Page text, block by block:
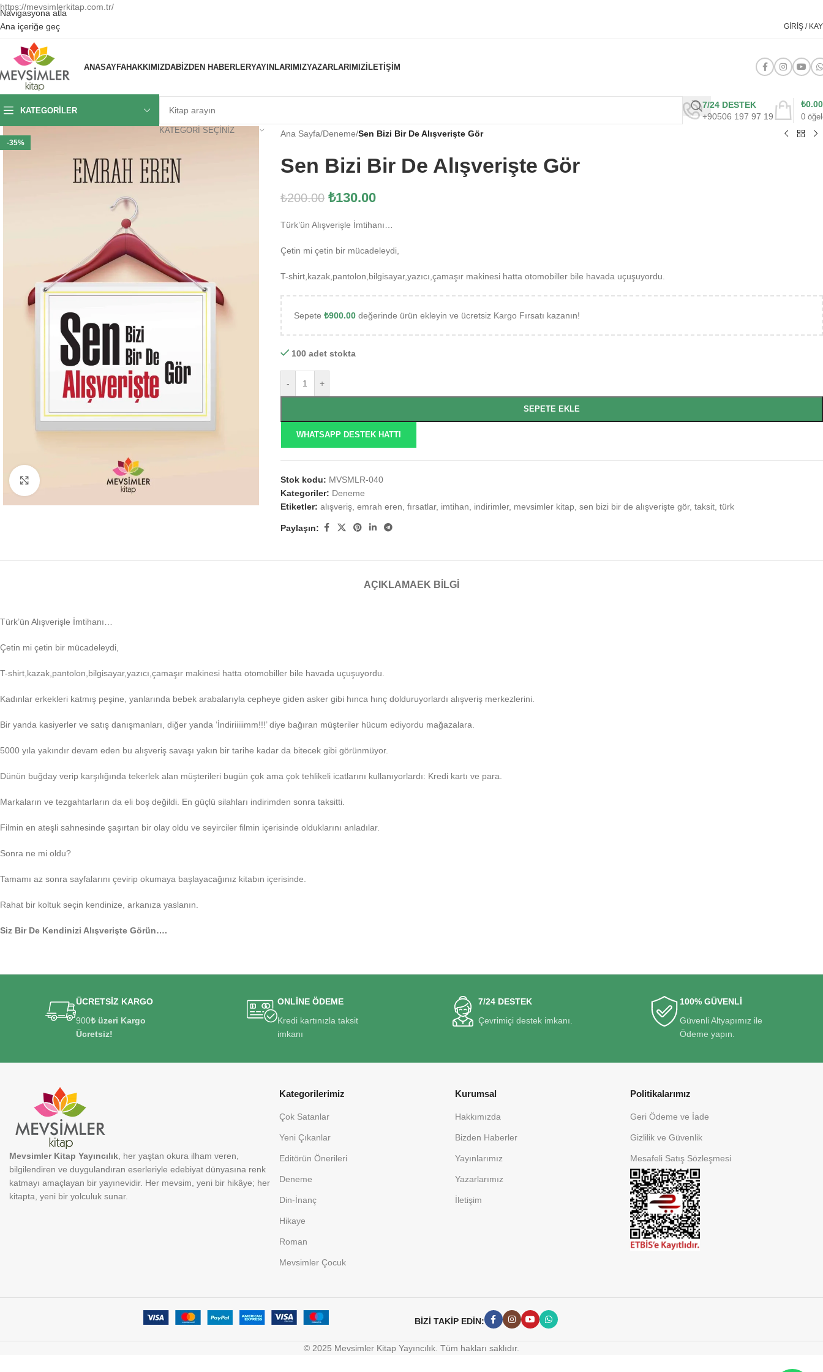
https://mevsimlerkitap.com.tr/
Navigasyona atla
Ana içeriğe geç
GIRIŞ /
ANASAYFAHAKKIMIZDABIZDEN HABERLERYAYINLARIMIZYAZARLARIMIZİLETIŞIM
KATEGORILER
KATEGORI SEÇINIZ
7/24 DESTEK
+90506 197 97 19
0
₺0.00
-35%
Büyütmek için tıklayın
Ana Sayfa/Deneme/Sen Bizi Bir De Alışverişte Gör
Sen Bizi Bir De Alışverişte Gör
₺200.00 ₺130.00
Türk’ün Alışverişle İmtihanı…
Çetin mi çetin bir mücadeleydi,
T-shirt,kazak,pantolon,bilgisayar,yazıcı,çamaşır makinesi hatta otomobiller bile havada uçuşuyordu.
Sepete ₺900.00 değerinde ürün ekleyin ve ücretsiz Kargo Fırsatı kazanın!
100 adet stokta
- +
SEPETE EKLE
WHATSAPP DESTEK HATTI
Stok kodu: MVSMLR-040
Kategoriler: Deneme
Etiketler: alışveriş emrah eren fırsatlar, imtihan indirimler, mevsimler kitap sen bizi bir de alışverişte gör, taksit türk
Paylaşın:
AÇIKLAMA EK BILGI
Türk’ün Alışverişle İmtihanı…
Çetin mi çetin bir mücadeleydi,
T-shirt,kazak,pantolon,bilgisayar,yazıcı,çamaşır makinesi hatta otomobiller bile havada uçuşuyordu.
Kadınlar erkekleri katmış peşine, yanlarında bebek arabalarıyla cepheye giden asker gibi hınca hınç dolduruyorlardı alışveriş merkezlerini.
Bir yanda kasiyerler ve satış danışmanları, diğer yanda ‘İndiriiiiimm!!!’ diye bağıran müşteriler hücum ediyordu mağazalara.
5000 yıla yakındır devam eden bu alışveriş savaşı yakın bir tarihe kadar da bitecek gibi görünmüyor.
Dünün buğday verip karşılığında tekerlek alan müşterileri bugün çok ama çok tehlikeli icatlarını kullanıyorlardı: Kredi kartı ve para.
Markaların ve tezgahtarların da eli boş değildi. En güçlü silahları indirimden sonra taksitti.
Filmin en ateşli sahnesinde şaşırtan bir olay oldu ve seyirciler filmin içerisinde olduklarını anladılar.
Sonra ne mi oldu?
Tamamı az sonra sayfalarını çevirip okumaya başlayacağınız kitabın içerisinde.
Rahat bir koltuk seçin kendinize, arkanıza yaslanın.
Siz Bir De Kendinizi Alışverişte Görün….
ÜCRETSİZ KARGO
900₺ üzeri Kargo
Ücretsiz!
ONLİNE ÖDEME
Kredi kartınızla taksit
imkanı
7/24 DESTEK
Çevrimiçi destek imkanı.
100% GÜVENLİ
Güvenli Altyapımız ile
Ödeme yapın.
Kategorilerimiz
Çok Satanlar
Yeni Çıkanlar
Editörün Önerileri
Deneme
Din-İnanç
Hikaye
Roman
Mevsimler Çocuk
Kurumsal
Hakkımızda
Bizden Haberler
Yayınlarımız
Yazarlarımız
İletişim
Politikalarımız
Geri Ödeme ve İade
Gizlilik ve Güvenlik
Mesafeli Satış Sözleşmesi
Mevsimler Kitap Yayıncılık , her yaştan okura ilham veren,
bilgilendiren ve duygulandıran eserleriyle edebiyat dünyasına renk
katmayı amaçlayan bir yayınevidir. Her mevsim, yeni bir hikâye; her
kitapta, yeni bir yolculuk sunar.
BİZİ TAKİP EDİN:
© 2025 Mevsimler Kitap Yayıncılık. Tüm hakları saklıdır.